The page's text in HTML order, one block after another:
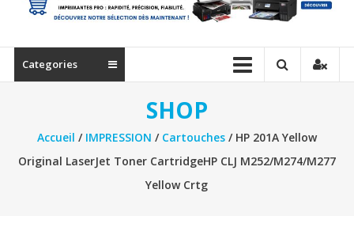
ligne
matériel
informatique
Categories
SHOP
Accueil / IMPRESSION / Cartouches/ HP 201A Yellow
Original LaserJet Toner CartridgeHP CLJ M252/M274/M277
Yellow Crtg